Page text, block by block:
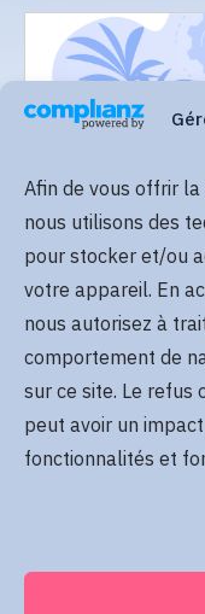
Afin de vous offrir
nous utilisons des
pour stocker et/ou
votre appareil. En
nous autorisez à
comportement de
sur ce site. Le
peut avoir un
fonctionnalités et